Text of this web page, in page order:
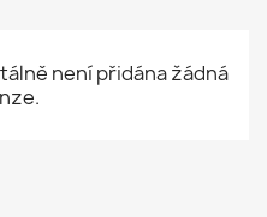
není přidána žádná